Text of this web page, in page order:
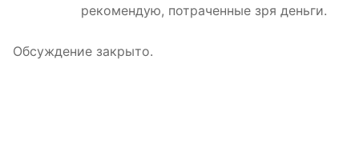
рекомендую, потраченные зря деньги.
Обсуждение закрыто.